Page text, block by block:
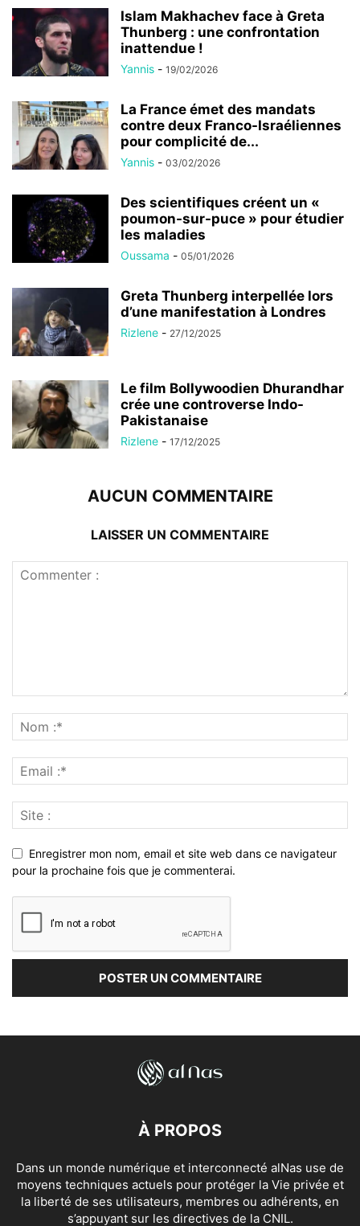
Islam Makhachev face à Greta
Thunberg : une confrontation
inattendue !
Yannis - 19/02/2026
La France émet des mandats
contre deux Franco-Israéliennes
pour complicité de...
Yannis - 03/02/2026
Des scientifiques créent un «
poumon-sur-puce » pour étudier
les maladies
Oussama - 05/01/2026
Greta Thunberg interpellée lors
d’une manifestation à Londres
Rizlene - 27/12/2025
Le film Bollywoodien Dhurandhar
crée une controverse Indo-
Pakistanaise
Rizlene - 17/12/2025
AUCUN COMMENTAIRE
LAISSER UN COMMENTAIRE
Enregistrer mon nom, email et site web dans ce navigateur
pour la prochaine fois que je commenterai.
À PROPOS
Dans un monde numérique et interconnecté alNas use de
moyens techniques actuels pour protéger la Vie privée et
la liberté de ses utilisateurs, membres ou adhérents, en
s’appuyant sur les directives de la CNIL.